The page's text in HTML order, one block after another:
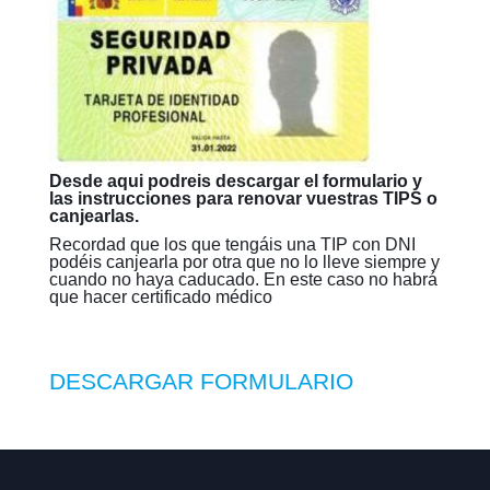
Desde aqui podreis descargar el formulario y
las instrucciones para renovar vuestras TIPS o
canjearlas.
Recordad que los que tengáis una TIP con DNI
podéis canjearla por otra que no lo lleve siempre y
cuando no haya caducado. En este caso no habrá
que hacer certificado médico
DESCARGAR FORMULARIO